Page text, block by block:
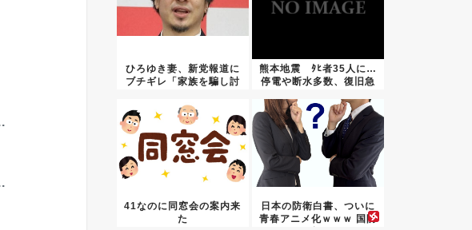
ひろゆき妻、新党報道に
ブチギレ「家族を騙し討
熊本地震 ﾀﾋ者35人に…
停電や断水多数、復旧急
41なのに同窓会の案内来
た
日本の防衛白書、ついに
青春アニメ化ｗｗｗ 国防